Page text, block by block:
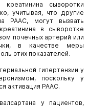
креатинина сыворотки
учитывая, что другие
РААС, могут вызвать
в сыворотке
почечных артерий или
в качестве меры
этих показателей.
гипертензии у
поскольку у
активация РААС.
у пациентов,